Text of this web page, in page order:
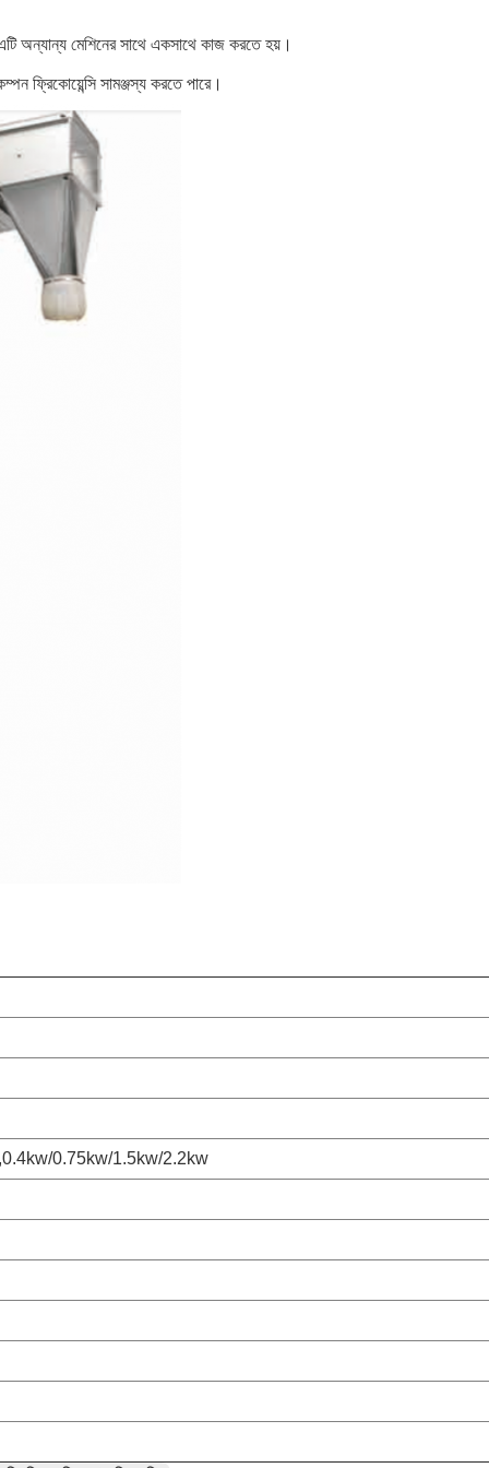
অন্যান্য মেশিনের সাথে একসাথে কাজ করতে হয়।
ফ্রিকোয়েন্সি সামঞ্জস্য করতে পারে।
0.75kw/1.5kw/2.2kw